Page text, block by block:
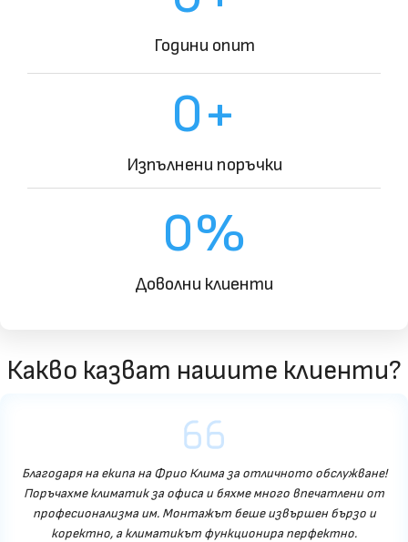
Години опит
Изпълнени поръчки
0+
Доволни клиенти
0%
Какво казват нашите клиенти?
Благодаря на екипа на Фрио Клима за отличното обслужване!
Поръчахме климатик за офиса и бяхме много впечатлени от
професионализма им. Монтажът беше извършен бързо и
коректно, а климатикът функционира перфектно.